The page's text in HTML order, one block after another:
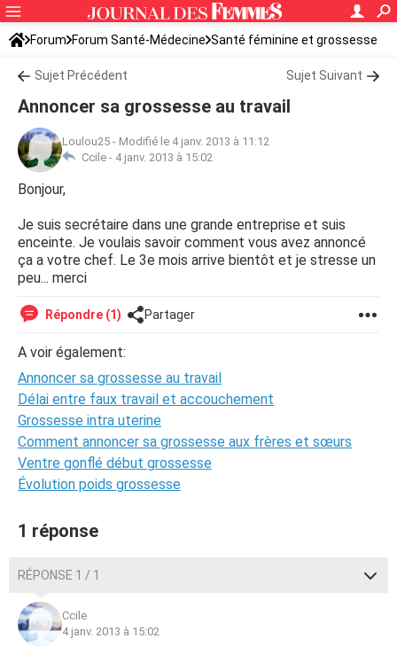
Forum Forum Santé-Médecine Santé féminine et grossesse
Sujet Précédent Sujet Suivant
Annoncer sa grossesse au travail
Loulou25 - Modifié le 4 janv. 2013 à 11:12
Ccile - 4 janv. 2013 à 15:02
Bonjour,
Je suis secrétaire dans une grande entreprise et suis
enceinte. Je voulais savoir comment vous avez annoncé
ça a votre chef. Le 3e mois arrive bientôt et je stresse un
peu... merci
Répondre (1) Partager
A voir également:
Annoncer sa grossesse au travail
Délai entre faux travail et accouchement
Grossesse intra uterine
Comment annoncer sa grossesse aux frères et sœurs
Ventre gonflé début grossesse
Évolution poids grossesse
1 réponse
RÉPONSE 1 / 1
Ccile
4 janv. 2013 à 15:02